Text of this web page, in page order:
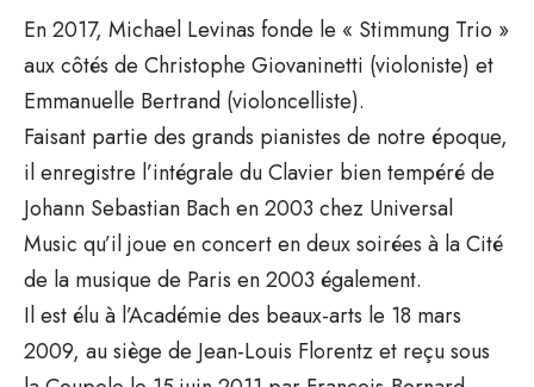
En 2017, Michael Levinas fonde le « Stimmung Trio »
aux côtés de Christophe Giovaninetti (violoniste) et
Emmanuelle Bertrand (violoncelliste).
Faisant partie des grands pianistes de notre époque,
il enregistre l’intégrale du Clavier bien tempéré de
Johann Sebastian Bach en 2003 chez Universal
Music qu’il joue en concert en deux soirées à la Cité
de la musique de Paris en 2003 également.
Il est élu à l’Académie des beaux-arts le 18 mars
2009, au siège de Jean-Louis Florentz et reçu sous